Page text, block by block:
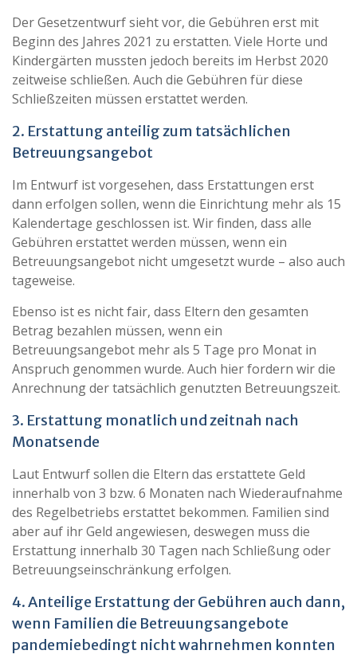
Der Gesetzentwurf sieht vor, die Gebühren erst mit
Beginn des Jahres 2021 zu erstatten. Viele Horte und
Kindergärten mussten jedoch bereits im Herbst 2020
zeitweise schließen. Auch die Gebühren für diese
Schließzeiten müssen erstattet werden.
2. Erstattung anteilig zum tatsächlichen
Betreuungsangebot
Im Entwurf ist vorgesehen, dass Erstattungen erst
dann erfolgen sollen, wenn die Einrichtung mehr als 15
Kalendertage geschlossen ist. Wir finden, dass alle
Gebühren erstattet werden müssen, wenn ein
Betreuungsangebot nicht umgesetzt wurde – also auch
tageweise.
Ebenso ist es nicht fair, dass Eltern den gesamten
Betrag bezahlen müssen, wenn ein
Betreuungsangebot mehr als 5 Tage pro Monat in
Anspruch genommen wurde. Auch hier fordern wir die
Anrechnung der tatsächlich genutzten Betreuungszeit.
3. Erstattung monatlich und zeitnah nach
Monatsende
Laut Entwurf sollen die Eltern das erstattete Geld
innerhalb von 3 bzw. 6 Monaten nach Wiederaufnahme
des Regelbetriebs erstattet bekommen. Familien sind
aber auf ihr Geld angewiesen, deswegen muss die
Erstattung innerhalb 30 Tagen nach Schließung oder
Betreuungseinschränkung erfolgen.
4. Anteilige Erstattung der Gebühren auch dann,
wenn Familien die Betreuungsangebote
pandemiebedingt nicht wahrnehmen konnten